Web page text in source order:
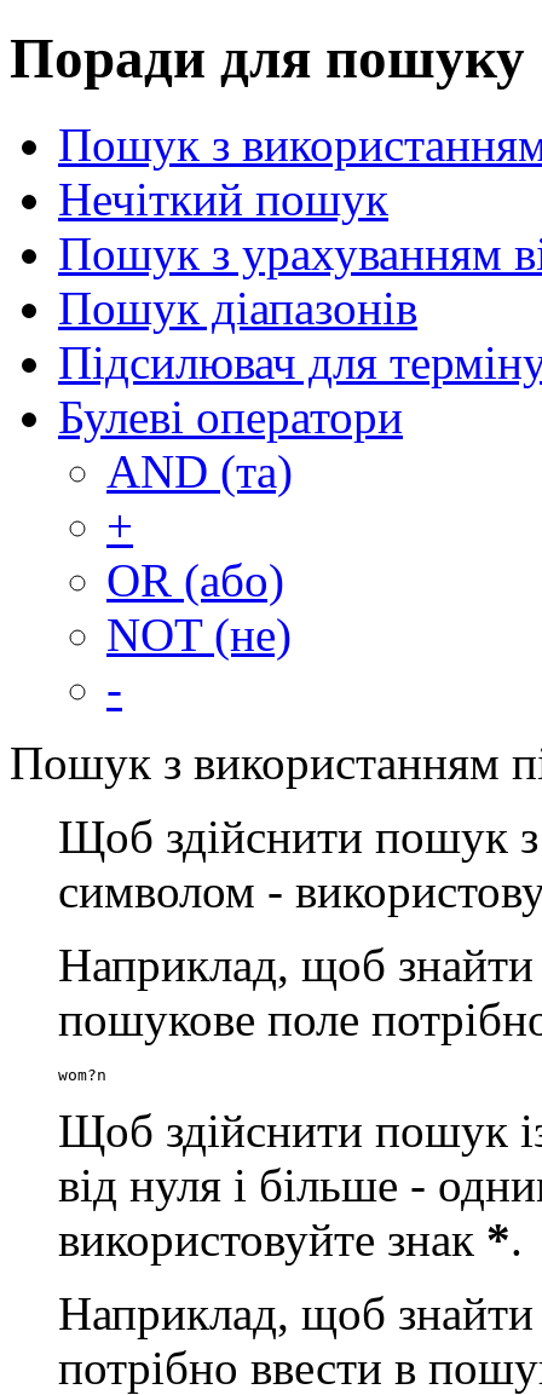
Поради для пошуку
Пошук з
Нечіткий пошук
Пошук з урахуванням
Пошук діапазонів
Підсилювач для
Булеві оператори
AND (та)
+
OR (або)
NOT (не)
-
Пошук з використанням
Щоб здійснити пошук
символом -
Наприклад, щоб
пошукове поле
wom?n
Щоб здійснити пошук
від нуля і більше -
використовуйте знак *.
Наприклад, щоб знайти
потрібно ввести в